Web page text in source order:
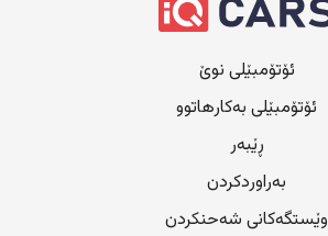
ئۆتۆمبێلی نوێ
ئۆتۆمبێلی بەکارهاتوو
ڕێبەر
بەراوردکردن
وێستگەکانی شەحنکردن